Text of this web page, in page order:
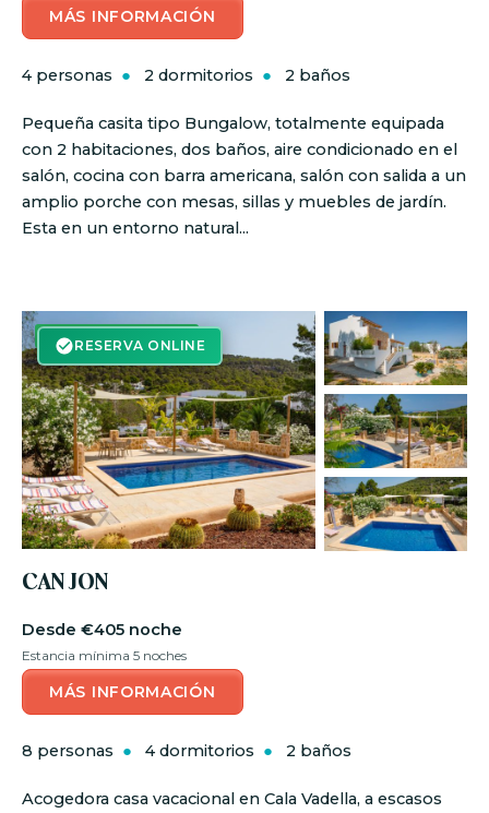
MÁS INFORMACIÓN
4 personas 2 dormitorios 2 baños
Pequeña casita tipo Bungalow, totalmente equipada
con 2 habitaciones, dos baños, aire condicionado en el
salón, cocina con barra americana, salón con salida a un
amplio porche con mesas, sillas y muebles de jardín.
Esta en un entorno natural...
RESERVA ONLINE
RESERVA ON-LINE
CAN JON
€405 noche
Estancia mínima 5 noches
MÁS INFORMACIÓN
8 personas 4 dormitorios 2 baños
Acogedora casa vacacional en Cala Vadella, a escasos